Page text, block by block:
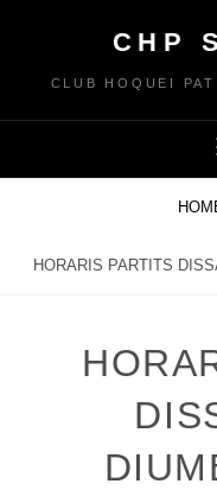
content
CHP
CLUB HOQUEI
HORARIS PARTITS